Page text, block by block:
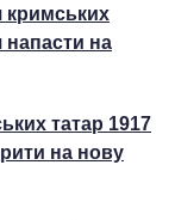
кримських
напасти на
татар 1917
на нову